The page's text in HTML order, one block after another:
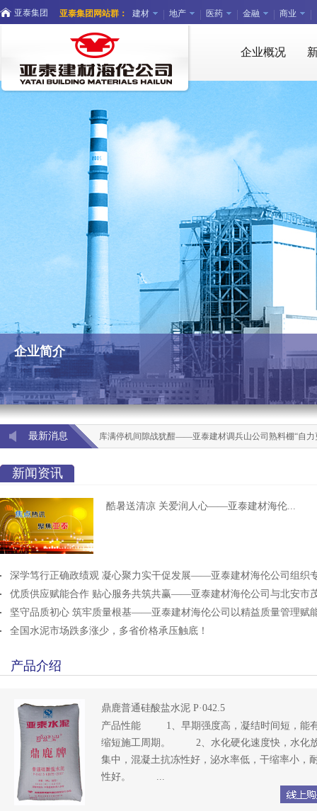
亚泰集团 亚泰集团网站群： 建材 地产 医药 金融 商业
企业概况
企业简介
最新消息 库满停机间隙战犹酣——亚泰建材调兵山公司熟料棚“自力
新闻资讯
酷暑送清凉 关爱润人心——亚泰建材海伦...
深学笃行正确政绩观 凝心聚力实干促发展——亚泰建材海伦公司组织
优质供应赋能合作 贴心服务共筑共赢——亚泰建材海伦公司与北安市
坚守品质初心 筑牢质量根基——亚泰建材海伦公司以精益质量管理赋
全国水泥市场跌多涨少，多省价格承压触底！
产品介绍
鼎鹿普通硅酸盐水泥 P·042.5
产品性能 1、早期强度高，凝结时间短，能
缩短施工周期。 2、水化硬化速度快，水化
集中，混凝土抗冻性好，泌水率低，干缩率小，
性好。 ...